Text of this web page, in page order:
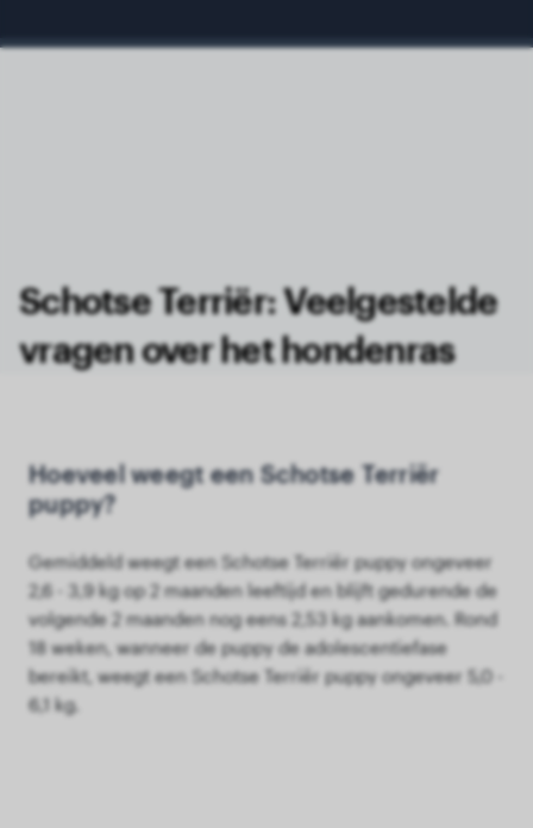
Schotse Terriër: Veelgestelde
vragen over het hondenras
Hoeveel weegt een Schotse Terriër
puppy?
Gemiddeld weegt een Schotse Terriër puppy ongeveer
2,6 - 3,9 kg op 2 maanden leeftijd en blijft gedurende de
volgende 2 maanden nog eens 2,53 kg aankomen. Rond
18 weken, wanneer de puppy de adolescentiefase
bereikt, weegt een Schotse Terriër puppy ongeveer 5,0 -
6,1 kg.